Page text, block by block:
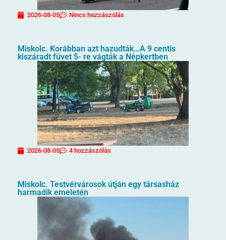
2026-08-05 Nincs hozzászólás
Miskolc. Korábban azt hazudták…A 9 centis
kiszáradt füvet 5- re vágták a Népkertben
2026-08-05 4 hozzászólás
Miskolc. Testvérvárosok útján egy társasház
harmadik emeletén